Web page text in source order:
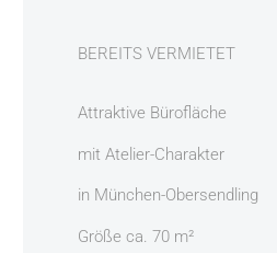
BEREITS VERMIETET
Attraktive Bürofläche
mit Atelier-Charakter
in München-Obersendling
Größe ca. 70 m²